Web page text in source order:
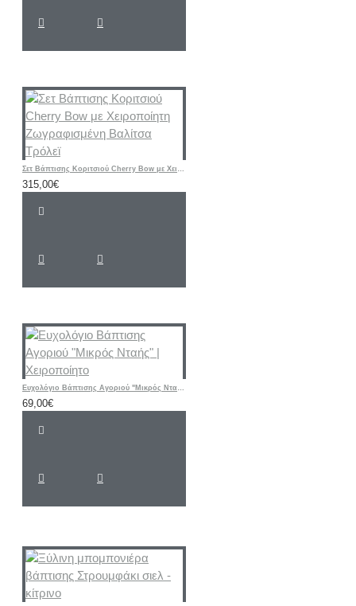
Σετ Βάπτισης Κοριτσιού Cherry Bow με Χειροποίητη Ζωγραφισμένη Βαλίτσα Τρόλεϊ
315,00€
Ευχολόγιο Βάπτισης Αγοριού "Μικρός Νταής" | Χειροποίητο
69,00€